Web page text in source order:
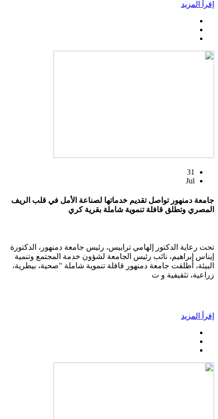
إقرأ المزيد
31
Jul
جامعة دمنهور تواصل تقديم خدماتها لصناعة الأمل في قلب الريف
المصري وتطلق قافلة تنموية شاملة بقرية كري
تحت رعاية الدكتور إلهامي ترابيس، رئيس جامعة دمنهور، الدكتورة
إيناس إبراهيم، نائب رئيس الجامعة لشؤون خدمة المجتمع وتنمية
البيئة، أطلقت جامعة دمنهور قافلة تنموية شاملة "صحية، بيطرية،
زراعية، تثقيفية و ت
إقرأ المزيد